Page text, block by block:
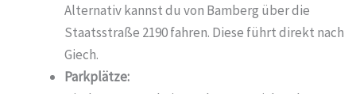
Alternativ kannst du von Bamberg über die
Staatsstraße 2190 fahren. Diese führt direkt nach
Giech.
Parkplätze: